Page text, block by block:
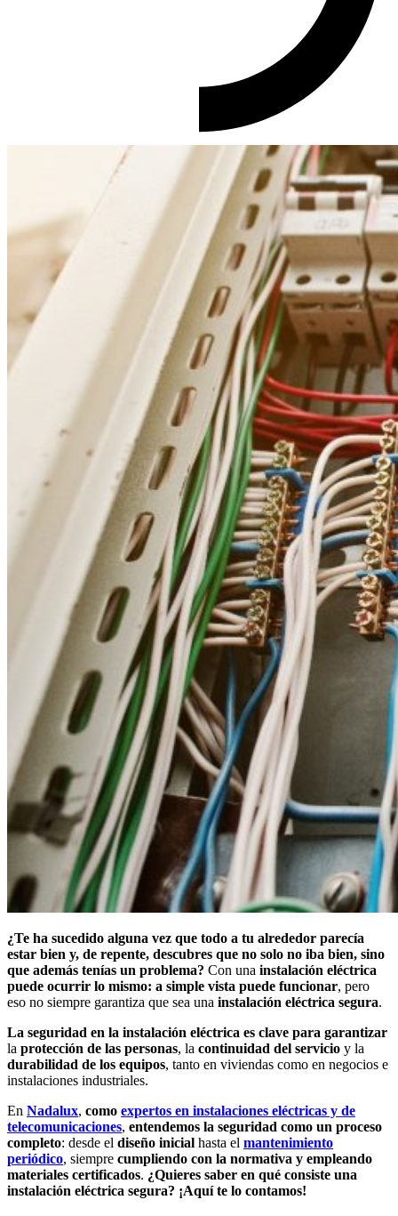
¿Te ha sucedido alguna vez que todo a tu alrededor parecía
estar bien y, de repente, descubres que no solo no iba bien, sino
que además tenías un problema? Con una instalación eléctrica
puede ocurrir lo mismo: a simple vista puede funcionar, pero
eso no siempre garantiza que sea una instalación eléctrica segura.
La seguridad en la instalación eléctrica es clave para garantizar
la protección de las personas, la continuidad del servicio y la
durabilidad de los equipos, tanto en viviendas como en negocios e
instalaciones industriales.
En Nadalux, como expertos en instalaciones eléctricas y de
telecomunicaciones, entendemos la seguridad como un proceso
completo: desde el diseño inicial hasta el mantenimiento
periódico, siempre cumpliendo con la normativa y empleando
materiales certificados. ¿Quieres saber en qué consiste una
instalación eléctrica segura? ¡Aquí te lo contamos!